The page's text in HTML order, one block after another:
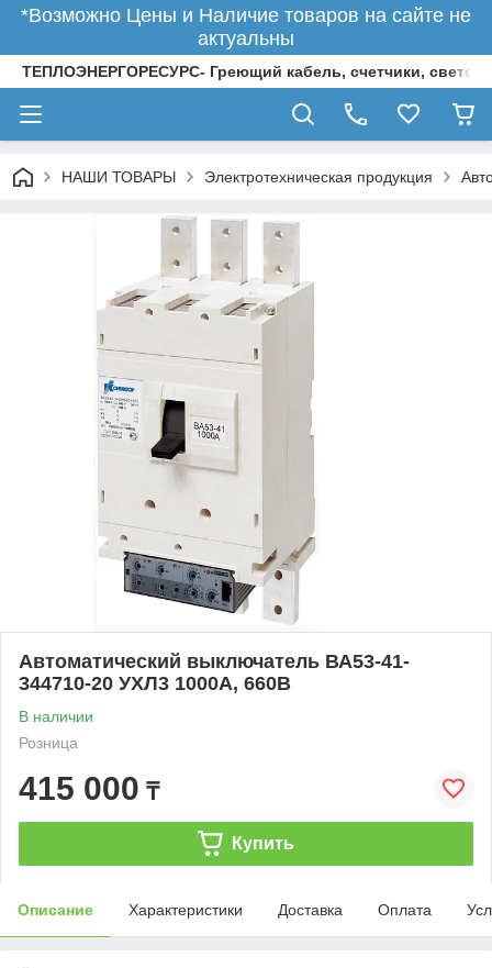
*Возможно Цены и Наличие товаров на сайте не
актуальны
ТЕПЛОЭНЕРГОРЕСУРС- Греющий кабель, счетчики,
НАШИ ТОВАРЫ Электротехническая продукция
Автоматический выключатель ВА53-41-
344710-20 УХЛ3 1000А, 660В
В наличии
Розница
415 000 ₸
Купить
Описание Характеристики Доставка Оплата